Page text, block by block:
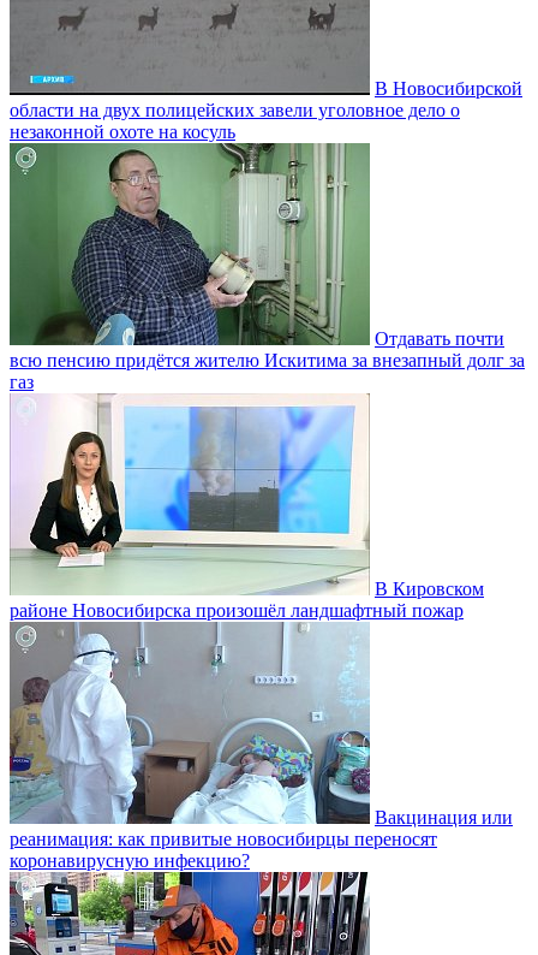
В Новосибирской
области на двух полицейских завели уголовное дело о
незаконной охоте на косуль
Отдавать почти
всю пенсию придётся жителю Искитима за внезапный долг за
газ
В Кировском
районе Новосибирска произошёл ландшафтный пожар
Вакцинация или
реанимация: как привитые новосибирцы переносят
коронавирусную инфекцию?